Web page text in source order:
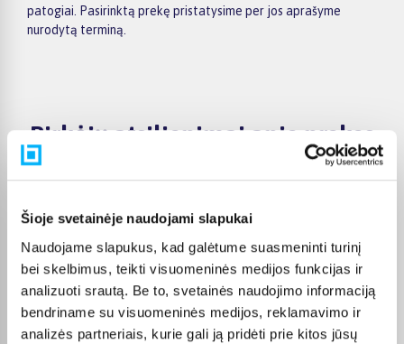
Šioje svetainėje naudojami slapukai
Naudojame slapukus, kad galėtume suasmeninti turinį
bei skelbimus, teikti visuomeninės medijos funkcijas ir
analizuoti srautą. Be to, svetainės naudojimo informaciją
bendriname su visuomeninės medijos, reklamavimo ir
analizės partneriais, kurie gali ją pridėti prie kitos jūsų
patogiai. Pasirinktą prekę pristatysime per jos aprašyme
nurodytą terminą.
Pirkėjų atsiliepimai apie prekes
tada ...
Patvirtintas pirkėjas